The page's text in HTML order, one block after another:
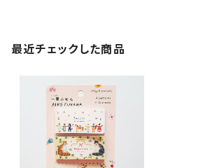
最近チェックした商品